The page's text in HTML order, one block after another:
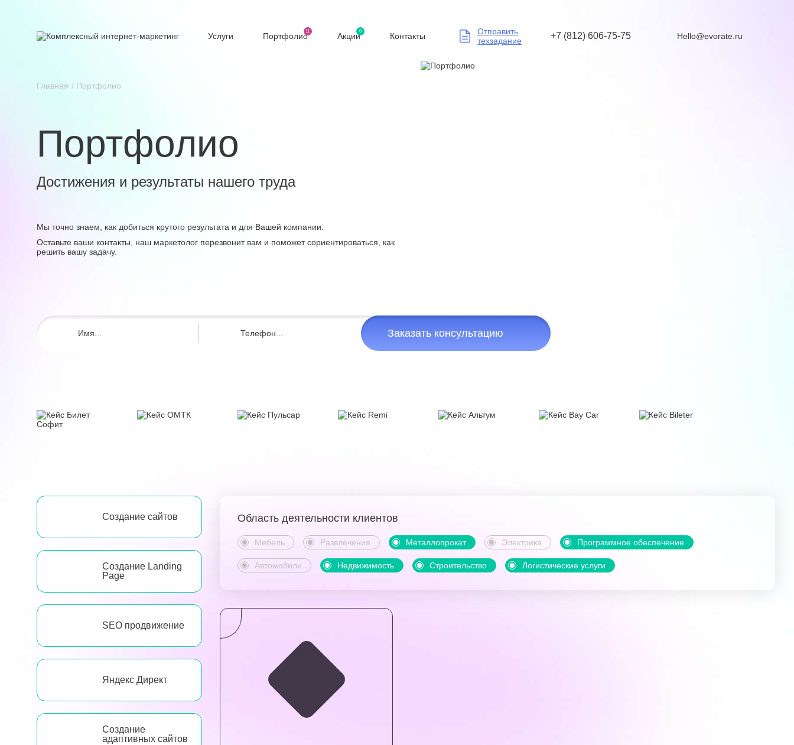
Услуги Портфолио
11
Акции
0
Контакты
Отправить
техзадание
+7 (812) 606-75-75 Hello@evorate.ru
Главная Портфолио
Портфолио
Достижения и результаты нашего труда
Мы точно знаем, как добиться крутого результата и для Вашей компании.
Оставьте ваши контакты, наш маркетолог перезвонит вам и поможет сориентироваться, как
решить вашу задачу.
Заказать консультацию
Создание сайтов
Создание Landing
Page
SEO продвижение
Яндекс Директ
Создание
адаптивных сайтов
Область деятельности клиентов
Мебель Развлечения Металлопрокат Электрика Программное обеспечение
Автомобили Недвижимость Строительство Логистические услуги